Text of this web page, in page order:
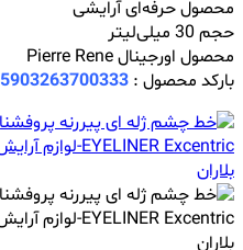
محصول حرفه‌ای آرایشی
حجم 30 میلی‌لیتر
محصول اورجینال Pierre Rene
بارکد محصول : 5903263700333